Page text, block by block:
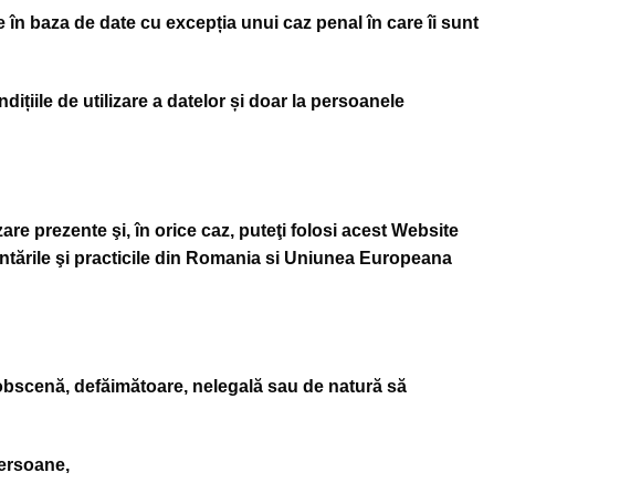
baza de date cu excepția unui caz penal în care îi sunt
de utilizare a datelor și doar la persoanele
prezente şi, în orice caz, puteţi folosi acest Website
şi practicile din Romania si Uniunea Europeana
defăimătoare, nelegală sau de natură să